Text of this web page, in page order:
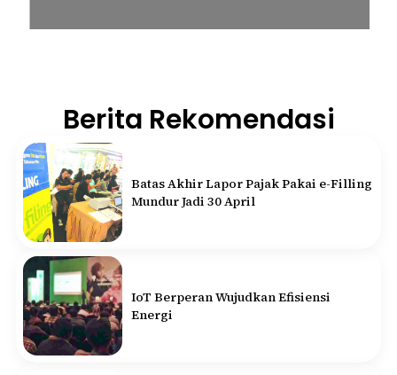
Berita Rekomendasi
Batas Akhir Lapor Pajak Pakai e-Filling
Mundur Jadi 30 April
IoT Berperan Wujudkan Efisiensi
Energi